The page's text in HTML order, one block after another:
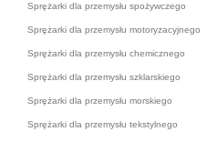
Sprężarki dla przemysłu spożywczego
Sprężarki dla przemysłu motoryzacyjnego
Sprężarki dla przemysłu chemicznego
Sprężarki dla przemysłu szklarskiego
Sprężarki dla przemysłu morskiego
Sprężarki dla przemysłu tekstylnego